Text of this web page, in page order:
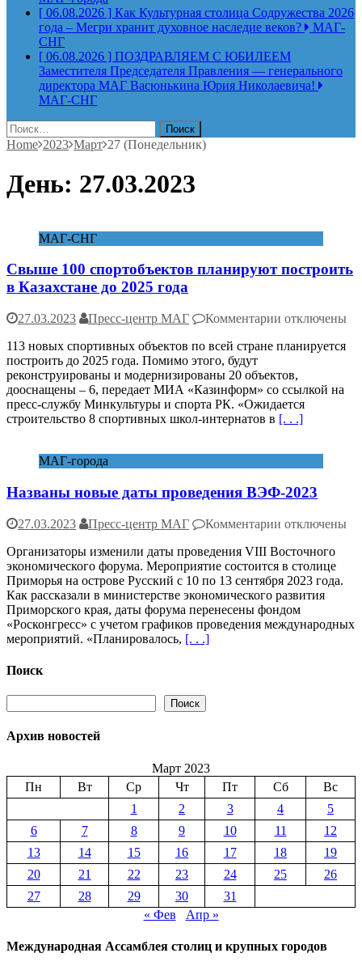
[ 06.08.2026 ] Как Культурная столица Содружества 2026
года – Мегри хранит духовное наследие веков?
МАГ-
СНГ
[ 06.08.2026 ] ПОЗДРАВЛЯЕМ С ЮБИЛЕЕМ
Заместителя Председателя Правления — генерального
директора МАГ Васюнькина Юрия Николаевича!
МАГ-СНГ
Найти:
Home 2023 Март 27 (Понедельник)
День: 27.03.2023
МАГ-СНГ
Свыше 100 спортобъектов планируют построить
в Казахстане до 2025 года
27.03.2023 Пресс-центр МАГ Комментарии к
Свыше
спортобъектов
планируют
построить
в
отключены
113 новых спортивных объектов по всей стране планируется
построить до 2025 года. Помимо этого, будут
реконструированы и модернизированы 20 объектов,
дооснащены – 6, передает МИА «Казинформ» со ссылкой на
пресс-службу Минкультуры и спорта РК. «Ожидается
строительство 8 спортивных школ-интернатов в [. . .]
МАГ-города
Названы новые даты проведения ВЭФ-2023
27.03.2023 Пресс-центр МАГ Комментарии к
Названы
новые
даты
проведения
ВЭФ-2023
отключены
Организаторы изменили даты проведения VIII Восточного
экономического форума. Мероприятие состоится в столице
Приморья на острове Русский с 10 по 13 сентября 2023 года.
Как рассказали в министерстве экономического развития
Приморского края, даты форума перенесены фондом
«Росконгресс» с учетом графиков проведения международных
мероприятий. «Планировалось, [. . .]
Поиск
Поиск
Архив новостей
Март 2023
Пн
Вт Ср Чт Пт Сб
Вс
1
2 3 4
5
6
7 8 9 10 11
12
13
14 15 16 17 18
19
20
21 22 23 24 25
26
27
28 29 30
31
« Фев
Апр »
Международная Ассамблея столиц и крупных городов